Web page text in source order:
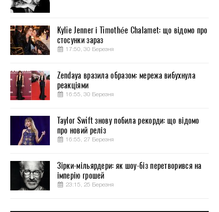
Kylie Jenner і Timothée Chalamet: що відомо про
стосунки зараз
17:50, 30 Березня
Zendaya вразила образом: мережа вибухнула
реакціями
16:55, 30 Березня
Taylor Swift знову побила рекорди: що відомо
про новий реліз
16:55, 27 Березня
Зірки-мільярдери: як шоу-біз перетворився на
імперію грошей
23:15, 25 Березня